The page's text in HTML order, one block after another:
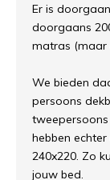
Er is
doorgaans
matras (maar
We bieden
persoons
tweepersoons
hebben
240x220. Zo
jouw bed.